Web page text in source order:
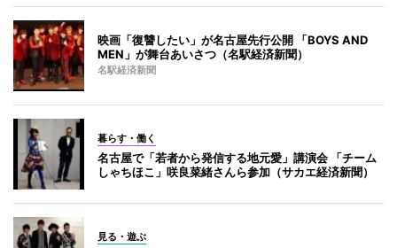
映画「復讐したい」が名古屋先行公開 「BOYS AND
MEN」が舞台あいさつ（名駅経済新聞）
名駅経済新聞
暮らす・働く
名古屋で「若者から発信する地元愛」講演会 「チーム
しゃちほこ」咲良菜緒さんら参加（サカエ経済新聞）
見る・遊ぶ